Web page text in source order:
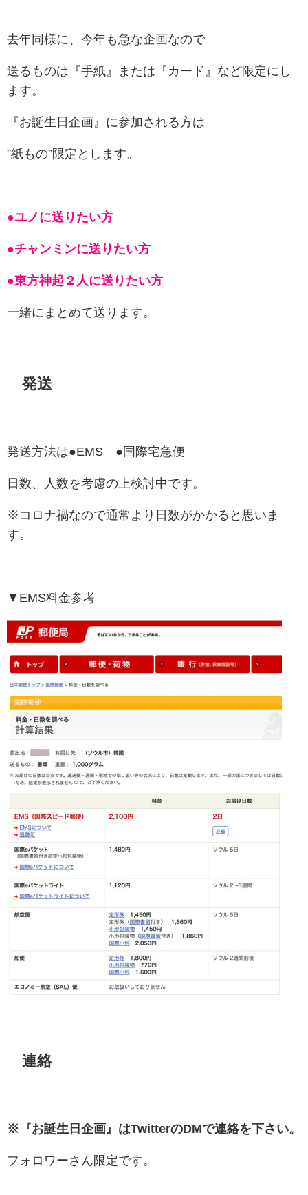
去年同様に、今年も急な企画なので
送るものは『手紙』または『カード』など限定にし
ます。
『お誕生日企画』に参加される方は
”紙もの”限定とします。
●ユノに送りたい方
●チャンミンに送りたい方
●東方神起２人に送りたい方
一緒にまとめて送ります。
発送
発送方法は●EMS ●国際宅急便
日数、人数を考慮の上検討中です。
※コロナ禍なので通常より日数がかかると思いま
す。
▼EMS料金参考
連絡
※『お誕生日企画』はTwitterのDMで連絡を下さい。
フォロワーさん限定です。